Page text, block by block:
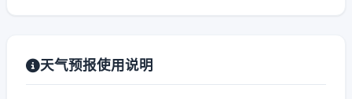
天气预报使用说明